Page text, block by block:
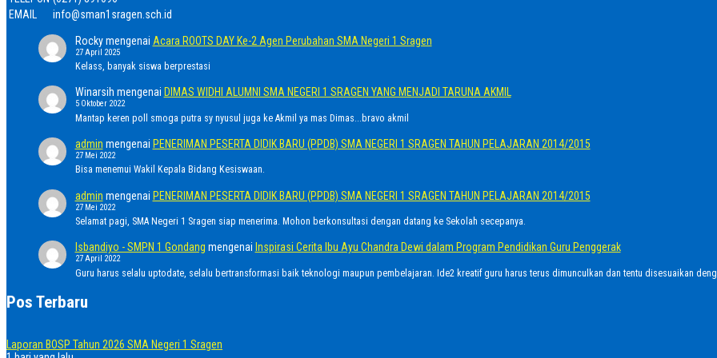
EMAIL
info@sman1sragen.sch.id
Rockymengenai Acara ROOTS DAY Ke-2 Agen Perubahan SMA Negeri 1 Sragen
27 April 2025
Kelass, banyak siswa berprestasi
Winarsih mengenai DIMAS WIDHI ALUMNI SMA NEGERI 1 SRAGEN YANG MENJADI TARUNA AKMIL
5 Oktober 2022
Mantap keren poll smoga putra sy nyusul juga ke Akmil ya mas Dimas...bravo akmil
admin mengenai PENERIMAN PESERTA DIDIK BARU (PPDB) SMA NEGERI 1 SRAGEN TAHUN PELAJARAN 2014/2015
27 Mei 2022
Bisa menemui Wakil Kepala Bidang Kesiswaan.
admin mengenai PENERIMAN PESERTA DIDIK BARU (PPDB) SMA NEGERI 1 SRAGEN TAHUN PELAJARAN 2014/2015
27 Mei 2022
Selamat pagi, SMA Negeri 1 Sragen siap menerima. Mohon berkonsultasi dengan datang ke Sekolah secepanya.
Isbandiyo - SMPN 1 Gondang mengenai Inspirasi Cerita Ibu Ayu Chandra Dewi dalam Program Pendidikan Guru Penggerak
27 April 2022
Guru harus selalu uptodate, selalu bertransformasi baik teknologi maupun pembelajaran. Ide2 kreatif guru harus terus dimunculkan dan tentu disesuaikan
Pos Terbaru
Laporan BOSP Tahun 2026 SMA Negeri 1 Sragen